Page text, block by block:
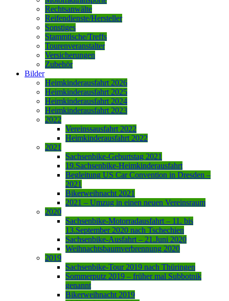
Rechtsanwälte
Reifendienste/Hersteller
Sonstiges
Stammtische/Treffs
Tourenveranstalter
Versicherungen
Zubehör
Bilder
Heimkinderausfahrt 2026
Heimkinderausfahrt 2025
Heimkinderausfahrt 2024
Heimkinderausfahrt 2023
2022
Vereinssausfahrt 2022
Heimkinderausfahrt 2022
2021
Sachsenbike-Geburtstag 2021
19.Sachsenbike-Heimkinderausfahrt
Begleitung US Car Convention in Dresden –
2021
Bikerweihnacht 2021
2021 – Umzug in einen neuen Vereinsraum
2020
Sachsenbike-Motorradausfahrt – 11. bis
13.September 2020 nach Tschechien
Sachsenbike-Ausfahrt – 21.Juni 2020
Weihnachtsbaumverbrennung 2020
2019
Sachsenbike-Tour 2019 nach Thüringen
Sommerputz 2019 – früher mal Subbotnik
genannt
Bikerweihnacht 2019